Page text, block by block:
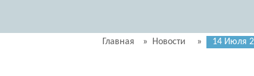
Главная » Новости » 14 Июля